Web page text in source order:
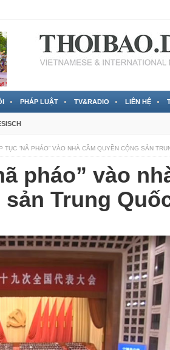
PHÁP LUẬT TV&RADIO LIÊN HỆ
TỤC “NÃ PHÁO” VÀO NHÀ CẦM QUYỀN CỘNG SẢN
pháo” vào
Trung